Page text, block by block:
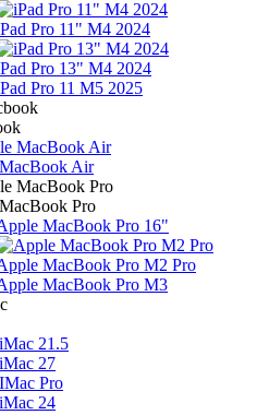
Pro 11" M4 2024
Pro 13" M4 2024
Pro 11 M5 2025
Air
Pro
МacBook Pro 16"
MacBook Pro M2 Pro
MacBook Pro M3
21.5
27
Pro
24